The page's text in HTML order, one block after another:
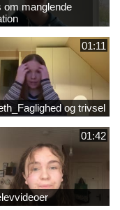
om manglende
01:11
og trivsel
01:42